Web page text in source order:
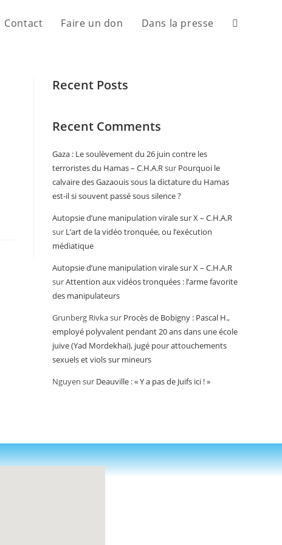
Contact Faire un don Dans la presse
Recent Posts
Recent Comments
Gaza : Le soulèvement du 26 juin contre les
terroristes du Hamas – C.H.A.Rsur Pourquoi le
calvaire des Gazaouis sous la dictature du Hamas
est-il si souvent passé sous silence ?
Autopsie d’une manipulation virale sur X – C.H.A.R
sur L’art de la vidéo tronquée, ou l’exécution
médiatique
Autopsie d’une manipulation virale sur X – C.H.A.R
surAttention aux vidéos tronquées : l’arme favorite
des manipulateurs
Grunberg Rivkasur Procès de Bobigny : Pascal H.,
employé polyvalent pendant 20 ans dans une école
juive (Yad Mordekhai), jugé pour attouchements
sexuels et viols sur mineurs
Nguyen sur Deauville : « Y a pas de Juifs ici ! »